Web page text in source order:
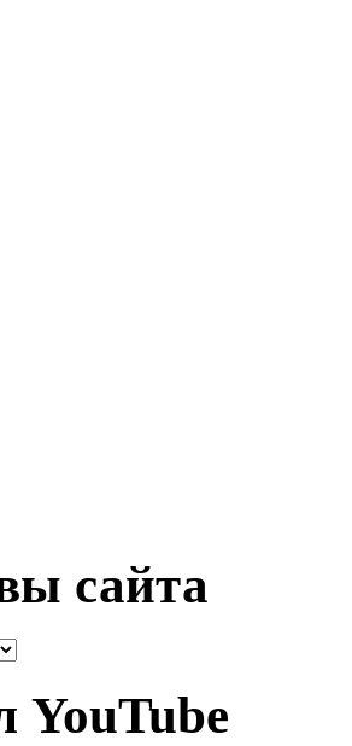
сайта
YouTube